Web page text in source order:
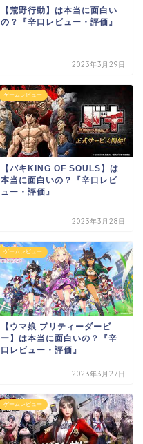
【荒野行動】は本当に面白い
の？『辛口レビュー・評価』
2023年3月29日
ゲームレビュー
【バキKING OF SOULS】は
本当に面白いの？『辛口レビ
ュー・評価』
2023年3月28日
ゲームレビュー
【ウマ娘 プリティーダービ
ー】は本当に面白いの？『辛
口レビュー・評価』
2023年3月27日
ゲームレビュー